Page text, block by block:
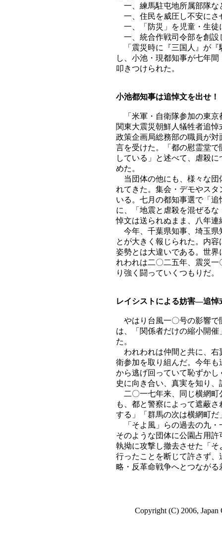
一、練馬駐屯地所属部隊な
一、住民を威圧し不安にさ
一、「防災」を児童・生徒
一、統合作戦司令部を創設
「震災時に『三国人』が『
し、小池・現都知事が七年
叩きつけられた。
小池都知事は追悼文を出せ！
「米軍・自衛隊参加の東京
関東大震災朝鮮人犠牲者追
政策企画局総務部の職員が
言を受けた。「都の慰霊堂
している」と述べて、虐殺
めた。
当団体の他にも、様々な団
れてきた。集会・デモやス
いる。七月の都知事選で「
に、「地震と虐殺を混ぜる
悼文は送られぬまま、八年連
今年、千葉県知事、埼玉県
とが大きく報じられた。内
姿勢とは大違いである。世
れわれは二〇二五年、震災
り強く闘っていくつもりだ。
レイシストによる妨害―追悼
やはり台風一〇号の影響で
は、「関係者だけの縮小開
た。
われわれは仲間と共に、右
衛参加を取り組んだ。今年
から逃げ回っていて恥ずか
史に向き合い、真実を知り
二〇一七年来、同じ横網町
も、都と警察によって遮蔽
する」「群馬の次は横網町
「そよ風」らの過去の九・
そのような団体に公園占用
執拗に攻撃し撤去させた「
行ったことを断じて許さず
略・反革命戦争へとつなが
Copyright (C) 2006, Japan